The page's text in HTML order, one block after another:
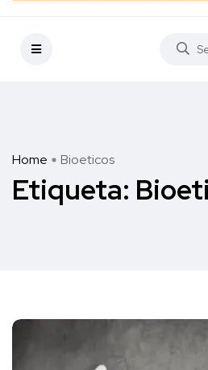
Home Bioeticos
Etiqueta: